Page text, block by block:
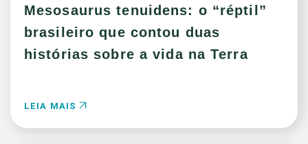
Mesosaurus tenuidens: o “réptil”
brasileiro que contou duas
histórias sobre a vida na Terra
LEIA MAIS